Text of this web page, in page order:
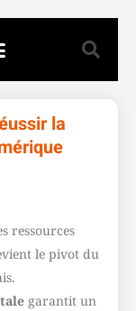
la
ressources
le pivot du
garantit un